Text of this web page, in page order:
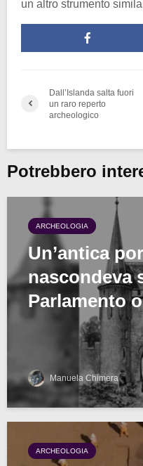
un altro strumento
Dall’Islanda salta fuori
un raro reperto
archeologico
Potrebbero
ARCHEOLOGIA
Un’antica
nascondeva
Parlamento
Manuela Chimera
ARCHEOLOGIA